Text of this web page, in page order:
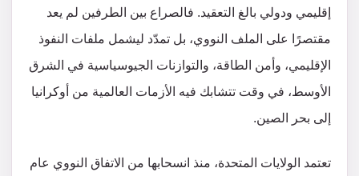
إقليمي ودولي بالغ التعقيد. فالصراع بين الطرفين لم يعد
مقتصرًا على الملف النووي، بل تمدّد ليشمل ملفات النفوذ
الإقليمي، وأمن الطاقة، والتوازنات الجيوسياسية في الشرق
الأوسط، في وقت تتشابك فيه الأزمات العالمية من أوكرانيا
إلى بحر الصين.
تعتمد الولايات المتحدة، منذ انسحابها من الاتفاق النووي عام